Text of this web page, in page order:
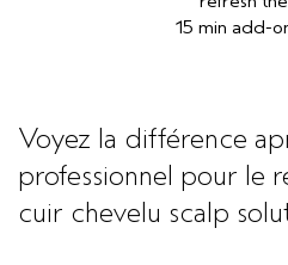
15 min add-
Voyez la différence
professionnel pour le
cuir chevelu scalp